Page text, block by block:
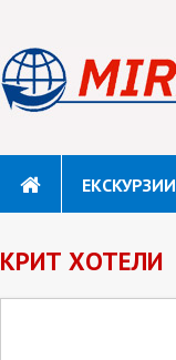
ЕКСКУРЗИИ
КРИТ ХОТЕЛИ